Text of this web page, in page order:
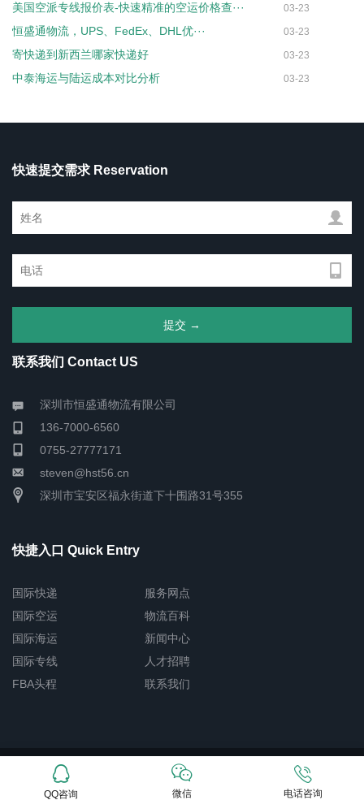
美国空派专线报价表-快速精准的空运价格查··· 03-23
恒盛通物流，UPS、FedEx、DHL优··· 03-23
寄快递到新西兰哪家快递好 03-23
中泰海运与陆运成本对比分析 03-23
快速提交需求 Reservation
联系我们 Contact US
深圳市恒盛通物流有限公司
136-7000-6560
0755-27777171
steven@hst56.cn
深圳市宝安区福永街道下十围路31号355
快捷入口 Quick Entry
国际快递
国际空运
国际海运
国际专线
FBA头程
服务网点
物流百科
新闻中心
人才招聘
联系我们
Copyright © 2026 深圳市恒盛通物流有限公司 网站地图 粤ICP备
15003520号-3
QQ咨询 微信 电话咨询